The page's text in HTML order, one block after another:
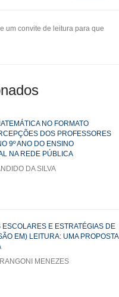
um convite de leitura para que
NO FORMATO
DOS PROFESSORES
9º ANO DO ENSINO
NA REDE PÚBLICA
DA SILVA
ESCOLARES E ESTRATÉGIAS DE
EM) LEITURA: UMA PROPOSTA
MENEZES